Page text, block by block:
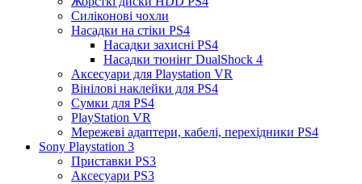
Силіконові чохли
Насадки на стіки PS4
Насадки захисні PS4
Насадки тюнінг DualShock 4
Аксесуари для Playstation VR
Вінілові наклейки для PS4
Сумки для PS4
PlayStation VR
Мережеві адаптери, кабелі, перехідники PS4
Sony Playstation 3
Приставки PS3
Аксесуари PS3